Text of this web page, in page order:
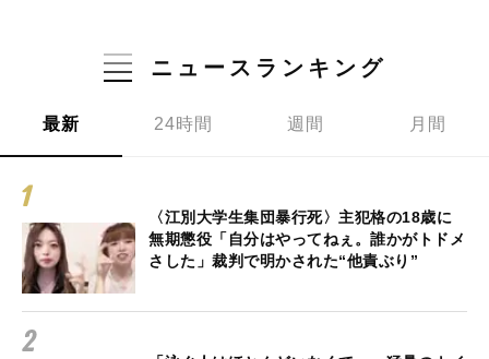
ニュースランキング
最新 24時間 週間 月間
〈江別大学生集団暴行死〉主犯格の18歳に
無期懲役「自分はやってねぇ。誰かがトドメ
さした」裁判で明かされた“他責ぶり”